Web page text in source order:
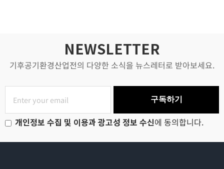
NEWSLETTER
기후공기환경산업전의 다양한 소식을 뉴스레터로 받아보세요.
구독하기
개인정보 수집 및 이용과 광고성 정보 수신에 동의합니다.